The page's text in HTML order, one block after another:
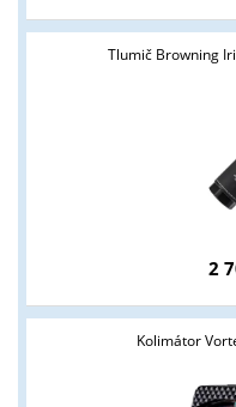
Tlumič Browning
2
Kolimátor
Tyto stránky jsou určeny